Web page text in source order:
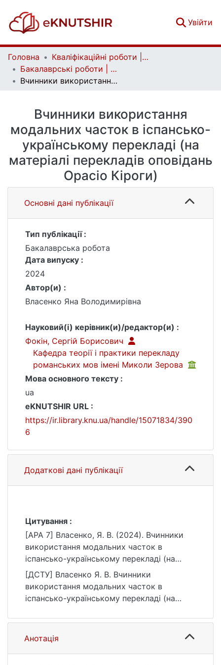
Увійти
Головна
Кваліфікаційні роботи | Qualifying works
Бакалаврські роботи | Bachelor theses
Вчинники використання модальних часток в іспансько-українському перекладі (на матеріалі перекладів оповідань Орасіо Кіроги)
Вчинники використання
модальних часток в іспансько-
українському перекладі (на
матеріалі перекладів оповідань
Орасіо Кіроги)
Основні дані публікації
Тип публікації :
Бакалаврська робота
Дата випуску :
2024
Автор(и) :
Власенко Яна Володимирівна
Науковий(і) керівник(и)/редактор(и) :
Фокін, Сергій Борисович
Кафедра теорії і практики перекладу
романських мов імені Миколи Зерова
Мова основного тексту :
ua
eKNUTSHIR URL :
https://ir.library.knu.ua/handle/15071834/390
6
Додаткові дані публікації
Цитування :
[APA 7] Власенко, Я. В. (2024). Вчинники
використання модальних часток в
іспансько-українському перекладі (на
матеріалі перекладів оповідань Орасіо
Кіроги) [Бакалаврська робота, Київський
національний університет імені Тараса
Шевченка]. eKNUTSHIR.
https://ir.library.knu.ua/handle/15071834/390
[ДСТУ] Власенко Я. В. Вчинники
використання модальних часток в
іспансько-українському перекладі (на
Кіроги) : кваліфікаційна робота бакалавра :
035 Філологія / наук. кер. С. Б. Фокін. Київ,
2024. 57 с. URL:
Анотація